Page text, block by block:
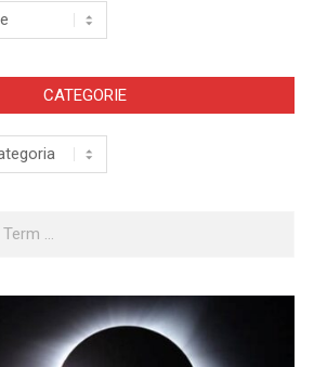
CATEGORIE